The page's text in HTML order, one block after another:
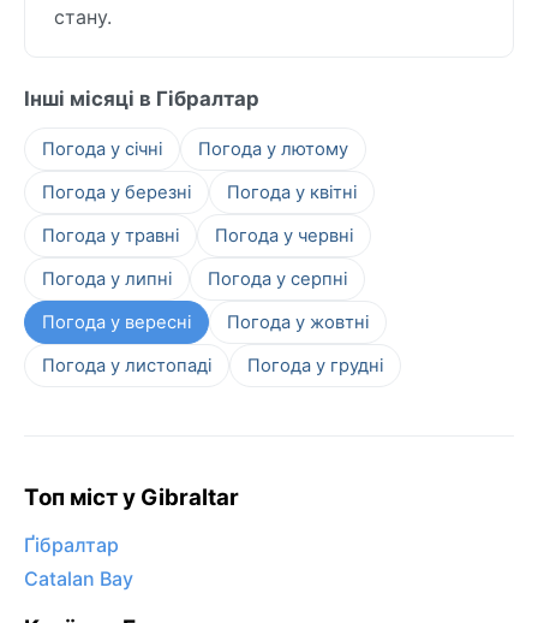
стану.
Інші місяці в Гібралтар
Погода у січні
Погода у лютому
Погода у березні
Погода у квітні
Погода у травні
Погода у червні
Погода у липні
Погода у серпні
Погода у вересні
Погода у жовтні
Погода у листопаді
Погода у грудні
Топ міст у Gibraltar
Ґібралтар
Catalan Bay